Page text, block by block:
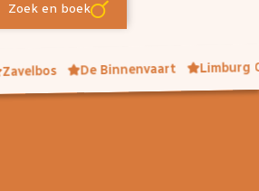
Zoek en boek
Zavelbos De Binnenvaart Limburg